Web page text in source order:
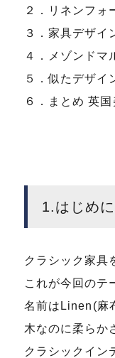
２．リネンフォ
３．家具デザイ
４．メゾンドマ
５．似たデザイ
６．まとめ 英
1.はじめ
クラシック家具
これが今回のテ
名前はLinen(麻
木なのに柔らか
クラシックイン